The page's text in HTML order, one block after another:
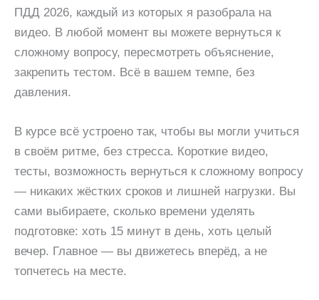
ПДД 2026, каждый из которых я разобрала на
видео. В любой момент вы можете вернуться к
сложному вопросу, пересмотреть объяснение,
закрепить тестом. Всё в вашем темпе, без
давления.
В курсе всё устроено так, чтобы вы могли учиться
в своём ритме, без стресса. Короткие видео,
тесты, возможность вернуться к сложному вопросу
— никаких жёстких сроков и лишней нагрузки. Вы
сами выбираете, сколько времени уделять
подготовке: хоть 15 минут в день, хоть целый
вечер. Главное — вы движетесь вперёд, а не
топчетесь на месте.